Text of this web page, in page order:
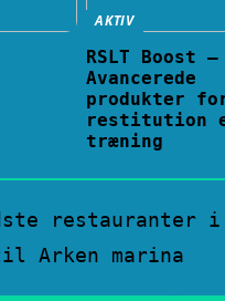
AKTIV
RSLT Boost –
Avancerede
produkter
restitution
træning
restauranter i
Arken marina